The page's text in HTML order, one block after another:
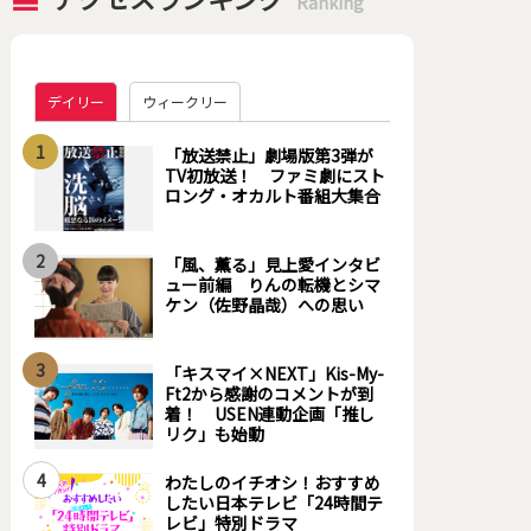
デイリー ウィークリー
1
「放送禁止」劇場版第3弾が
TV初放送！ ファミ劇にスト
ロング・オカルト番組大集合
2
「風、薫る」見上愛インタビ
ュー前編 りんの転機とシマ
ケン（佐野晶哉）への思い
3
「キスマイ×NEXT」Kis-My-
Ft2から感謝のコメントが到
着！ USEN連動企画「推し
リク」も始動
4
わたしのイチオシ！おすすめ
したい日本テレビ「24時間テ
レビ」特別ドラマ